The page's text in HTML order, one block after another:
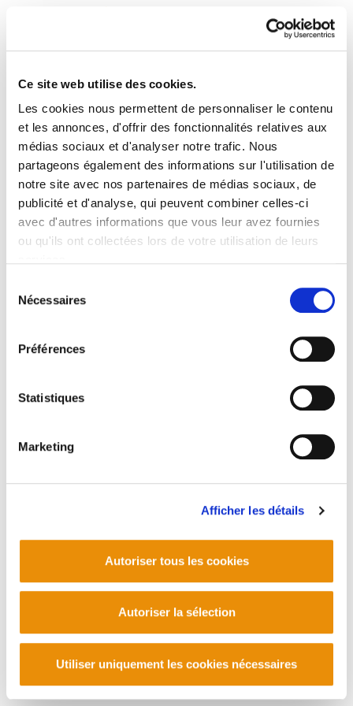
Ce site web utilise des cookies.
Les cookies nous permettent de personnaliser le contenu
et les annonces, d'offrir des fonctionnalités relatives aux
médias sociaux et d'analyser notre trafic. Nous
partageons également des informations sur l'utilisation de
notre site avec nos partenaires de médias sociaux, de
publicité et d'analyse, qui peuvent combiner celles-ci
avec d'autres informations que vous leur avez fournies
ou qu'ils ont collectées lors de votre utilisation de leurs
Nécessaires
Préférences
Statistiques
Marketing
Afficher les détails
Autoriser tous les cookies
Autoriser la sélection
Utiliser uniquement les cookies nécessaires
Landeia 121
landeia_1211.pdf489.5 KB
PLAN DU SITE ACCESSIBILITÉ CONTACT
Manu Robles-Arangiz Institutua Fundazioa
Corderliers karrika 20 - 64100 Baiona -
Contact